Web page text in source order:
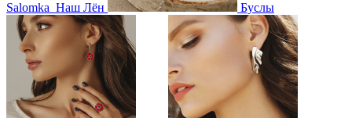
Salomka Наш Лён Буслы